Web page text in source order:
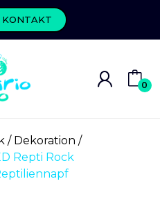
KONTAKT
0
Dekoration
Repti Rock